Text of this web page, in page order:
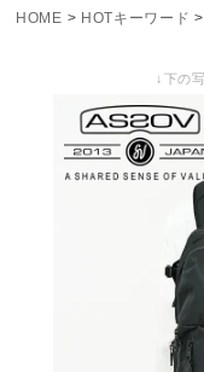
HOME
HOTキーワード
↓下の